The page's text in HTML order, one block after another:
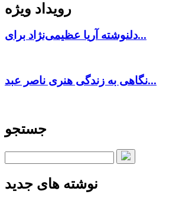
رویداد ویژه
دلنوشته آریا عظیمی‌نژاد برای...
نگاهی به زندگی هنری ناصر عبد...
جستجو
نوشته های جدید